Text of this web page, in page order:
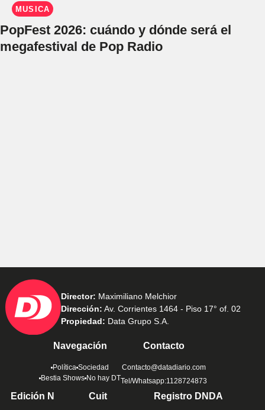
MÚSICA
PopFest 2026: cuándo y dónde será el
megafestival de Pop Radio
Director: Maximiliano Melchior
Dirección: Av. Corrientes 1464 - Piso 17° of. 02
Propiedad: Data Grupo S.A.
Navegación
Política Sociedad
Bestia Shows No hay DT
Contacto
Contacto@datadiario.com
Tel/Whatsapp:1128724873
Edición N Cuit Registro DNDA